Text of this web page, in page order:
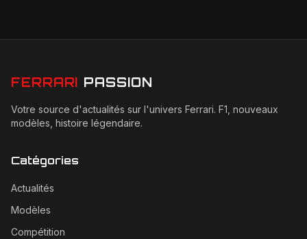
FERRARI PASSION
Votre source d'actualités sur l'univers Ferrari. F1, nouveaux
modèles, histoire légendaire.
Catégories
Actualités
Modèles
Compétition